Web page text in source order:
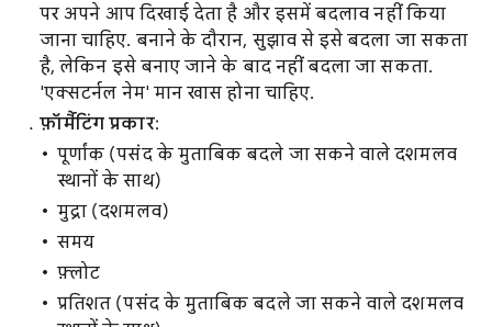
पर अपने आप दिखाई देता है और इसमें बदलाव नहीं किया
जाना चाहिए. बनाने के दौरान, सुझाव से इसे बदला जा सकता
है, लेकिन इसे बनाए जाने के बाद नहीं बदला जा सकता.
'एक्सटर्नल नेम' मान खास होना चाहिए.
फ़ॉर्मैटिंग प्रकार:
पूर्णांक (पसंद के मुताबिक बदले जा सकने वाले दशमलव
स्थानों के साथ)
मुद्रा (दशमलव)
समय
फ़्लोट
प्रतिशत (पसंद के मुताबिक बदले जा सकने वाले दशमलव